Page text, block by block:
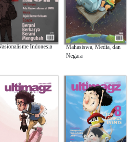
Indonesia
Mahasiswa, Media, dan
Negara